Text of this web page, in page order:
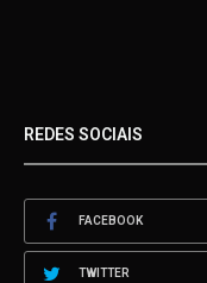
REDES SOCIAIS
FACEBOOK
TWITTER